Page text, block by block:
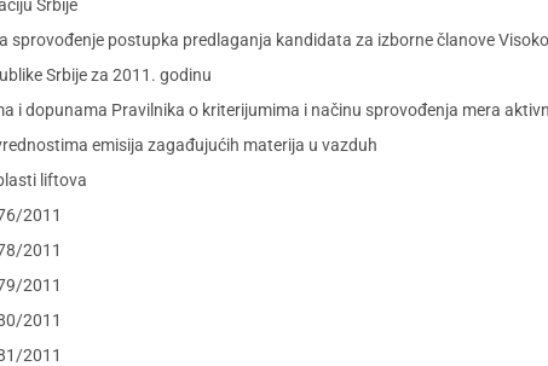
Srbije
sprovođenje postupka predlaganja kandidata za izborne članove
Srbije za 2011. godinu
i dopunama Pravilnika o kriterijumima i načinu sprovođenja mera
emisija zagađujućih materija u vazduh
liftova
2011
2011
2011
2011
2011